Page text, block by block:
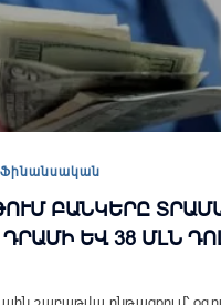
Ֆինանսական
ԲԱՆԿԵՐԸ
ԴՐԱՄԻ ԵՎ 38 ՄԼՆ